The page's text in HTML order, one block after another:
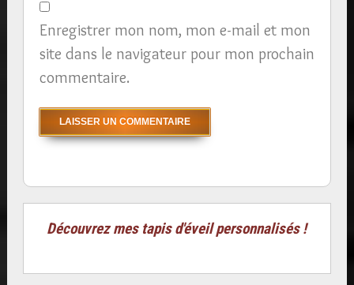
Enregistrer mon nom, mon e-mail et mon
site dans le navigateur pour mon prochain
commentaire.
Découvrez mes tapis d'éveil personnalisés !